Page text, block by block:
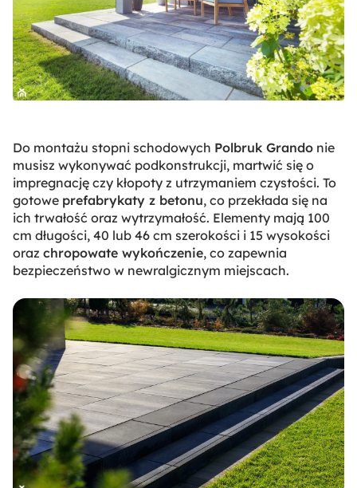
Do montażu stopni schodowych Polbruk Grando nie
musisz wykonywać podkonstrukcji, martwić się o
impregnację czy kłopoty z utrzymaniem czystości. To
gotowe prefabrykaty z betonu, co przekłada się na
ich trwałość oraz wytrzymałość. Elementy mają 100
cm długości, 40 lub 46 cm szerokości i 15 wysokości
oraz chropowate wykończenie, co zapewnia
bezpieczeństwo w newralgicznym miejscach.